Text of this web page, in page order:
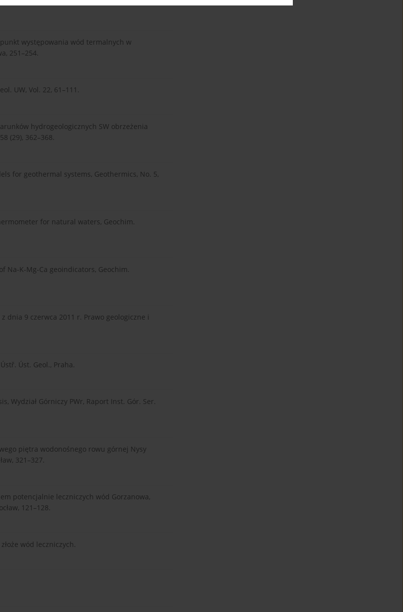
punkt występowania wód termalnych w
251–254.
UW, Vol. 22, 61–111.
hydrogeologicznych SW obrzeżenia
(29), 362–368.
for geothermal systems, Geothermics, No. 5,
for natural waters, Geochim.
Na-K-Mg-Ca geoindicators, Geochim.
dnia 9 czerwca 2011 r. Prawo geologiczne i
Úst. Geol., Praha.
Wydział Górniczy PWr, Raport Inst. Gór. Ser.
piętra wodonośnego rowu górnej Nysy
321–327.
potencjalnie leczniczych wód Gorzanowa,
121–128.
wód leczniczych.